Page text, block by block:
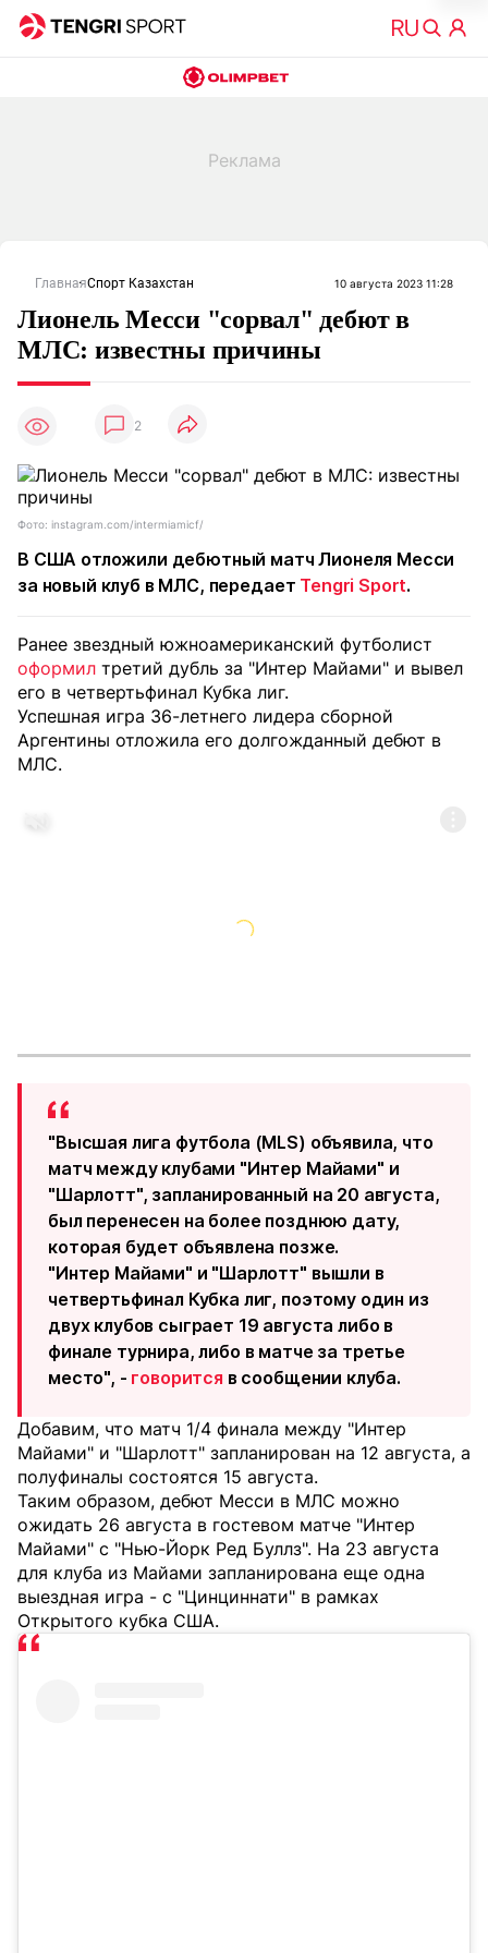
ГлавнаяСпорт Казахстан 10 августа 2023 11:28
Лионель Месси "сорвал" дебют в
МЛС: известны причины
2
Фото: instagram.com/intermiamicf/
В США отложили дебютный матч Лионеля Месси
за новый клуб в МЛС, передает Tengri Sport.
Ранее звездный южноамериканский футболист
оформил третий дубль за "Интер Майами" и вывел
его в четвертьфинал Кубка лиг.
Успешная игра 36-летнего лидера сборной
Аргентины отложила его долгожданный дебют в
МЛС.
"Высшая лига футбола (MLS) объявила, что
матч между клубами "Интер Майами" и
"Шарлотт", запланированный на 20 августа,
был перенесен на более позднюю дату,
которая будет объявлена ​​позже.
"Интер Майами" и "Шарлотт" вышли в
четвертьфинал Кубка лиг, поэтому один из
двух клубов сыграет 19 августа либо в
финале турнира, либо в матче за третье
место", - говорится в сообщении клуба.
Добавим, что матч 1/4 финала между "Интер
Майами" и "Шарлотт" запланирован на 12 августа, а
полуфиналы состоятся 15 августа.
Таким образом, дебют Месси в МЛС можно
ожидать 26 августа в гостевом матче "Интер
Майами" с "Нью-Йорк Ред Буллз". На 23 августа
для клуба из Майами запланирована еще одна
выездная игра - с "Цинциннати" в рамках
Открытого кубка США.